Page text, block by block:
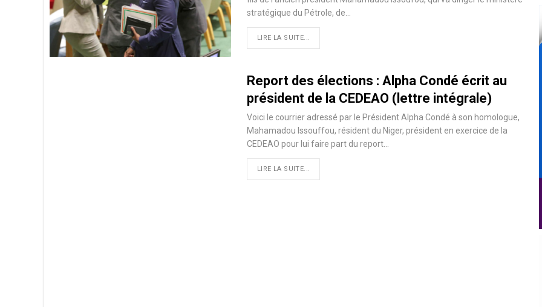
stratégique du Pétrole, de
LIRE LA SUITE...
Report des élections : Alpha Condé écrit au
président de la CEDEAO (lettre intégrale)
Voici le courrier adressé par le Président Alpha Condé à son homologue,
Mahamadou Issouffou, résident du Niger, président en exercice de la
CEDEAO pour lui faire part du report
LIRE LA SUITE...